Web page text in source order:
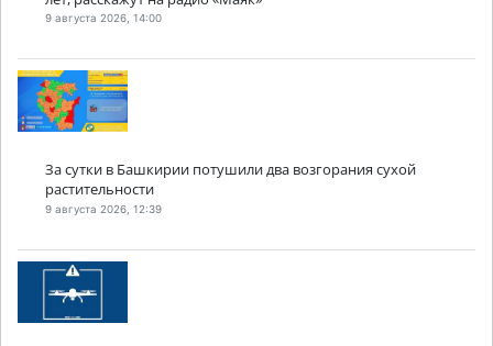
9 августа 2026, 14:00
За сутки в Башкирии потушили два возгорания сухой
растительности
9 августа 2026, 12:39